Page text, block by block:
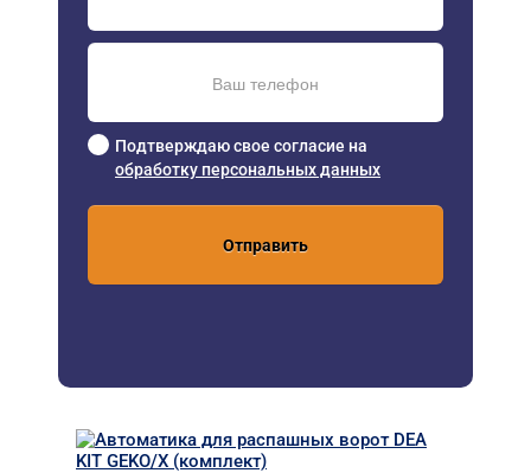
Подтверждаю свое согласие на
обработку персональных данных
Отправить